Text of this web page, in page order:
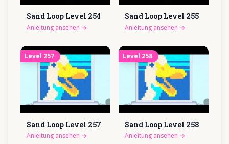
Sand Loop Level 254
Anleitung ansehen →
Sand Loop Level 255
Anleitung ansehen →
Level 257
Sand Loop Level 257
Anleitung ansehen →
Level 258
Sand Loop Level 258
Anleitung ansehen →